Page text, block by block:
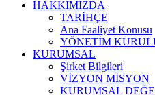
HAKKIMIZDA
TARİHÇE
Ana Faaliyet Konusu
YÖNETİM
KURUMSAL
Şirket Bilgileri
VİZYON MİSYON
KURUMSAL